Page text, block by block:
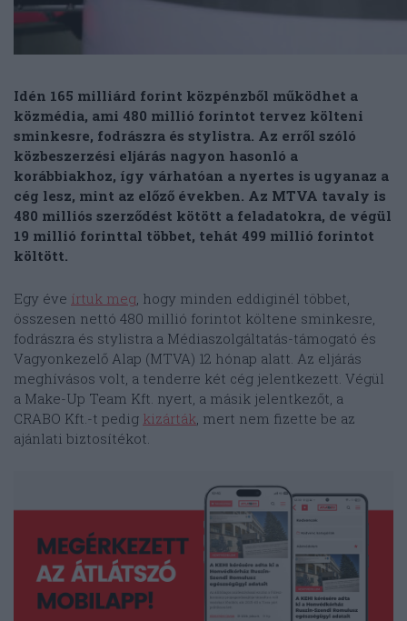
Idén 165 milliárd forint közpénzből működhet a
közmédia, ami 480 millió forintot tervez költeni
sminkesre, fodrászra és stylistra. Az erről szóló
közbeszerzési eljárás nagyon hasonló a
korábbiakhoz, így várhatóan a nyertes is ugyanaz a
cég lesz, mint az előző években. Az MTVA tavaly is
480 milliós szerződést kötött a feladatokra, de végül
19 millió forinttal többet, tehát 499 millió forintot
költött.
Egy éve írtuk meg, hogy minden eddiginél többet,
összesen nettó 480 millió forintot költene sminkesre,
fodrászra és stylistra a Médiaszolgáltatás-támogató és
Vagyonkezelő Alap (MTVA) 12 hónap alatt. Az eljárás
meghívásos volt, a tenderre két cég jelentkezett. Végül
a Make-Up Team Kft. nyert, a másik jelentkezőt, a
CRABO Kft.-t pedig kizárták, mert nem fizette be az
ajánlati biztosítékot.